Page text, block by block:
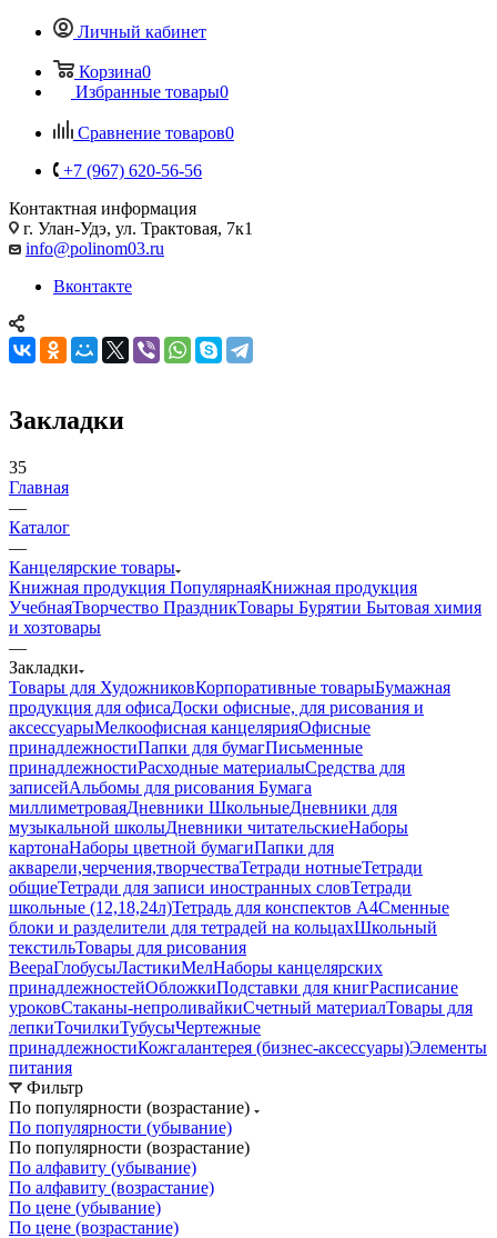
Личный кабинет
Корзина0
Избранные товары0
Сравнение товаров0
+7 (967) 620-56-56
Контактная информация
г. Улан-Удэ, ул. Трактовая, 7к1
info@polinom03.ru
Вконтакте
Закладки
35
Главная
—
Каталог
—
Канцелярские товары
Книжная продукция ПопулярнаяКнижная продукция
УчебнаяТворчество ПраздникТовары Бурятии Бытовая химия
и хозтовары
—
Закладки
Товары для ХудожниковКорпоративные товарыБумажная
продукция для офисаДоски офисные, для рисования и
аксессуарыМелкоофисная канцелярияОфисные
принадлежностиПапки для бумагПисьменные
принадлежностиРасходные материалыСредства для
записейАльбомы для рисования Бумага
миллиметроваяДневники ШкольныеДневники для
музыкальной школыДневники читательскиеНаборы
картонаНаборы цветной бумагиПапки для
акварели,черчения,творчестваТетради нотныеТетради
общиеТетради для записи иностранных словТетради
школьные (12,18,24л)Тетрадь для конспектов А4Сменные
блоки и разделители для тетрадей на кольцахШкольный
текстильТовары для рисования
ВеераГлобусыЛастикиМелНаборы канцелярских
принадлежностейОбложкиПодставки для книгРасписание
уроковСтаканы-непроливайкиСчетный материалТовары для
лепкиТочилкиТубусыЧертежные
принадлежностиКожгалантерея (бизнес-аксессуары)Элементы
питания
Фильтр
По популярности (возрастание)
По популярности (убывание)
По популярности (возрастание)
По алфавиту (убывание)
По алфавиту (возрастание)
По цене (убывание)
По цене (возрастание)